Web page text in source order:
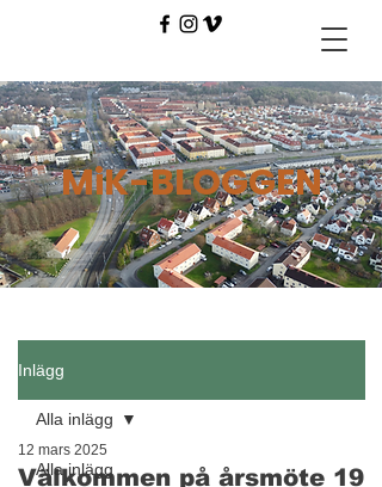
MiK-BLOGGEN
Inlägg
Alla inlägg
Alla inlägg
Välkommen på årsmöte 19
12 mars 2025